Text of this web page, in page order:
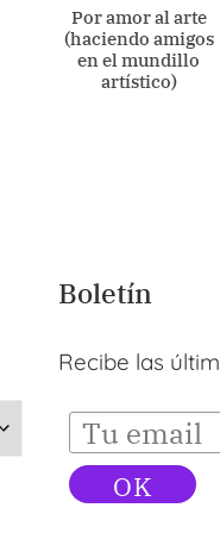
Por amor al arte
(haciendo amigos
en el mundillo
artístico)
Boletín
Recibe las